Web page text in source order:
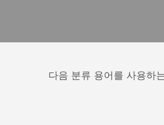
다음 분류 용어를 사용하